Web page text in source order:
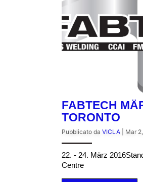
FABTECH
TORONTO
Pubblicato da VICLA Mar
22. - 24. März
Centre